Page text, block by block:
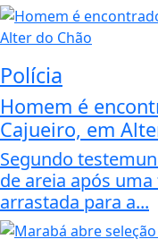
Polícia
Homem é
Cajueiro, em
Segundo
de areia após
arrastada para a...